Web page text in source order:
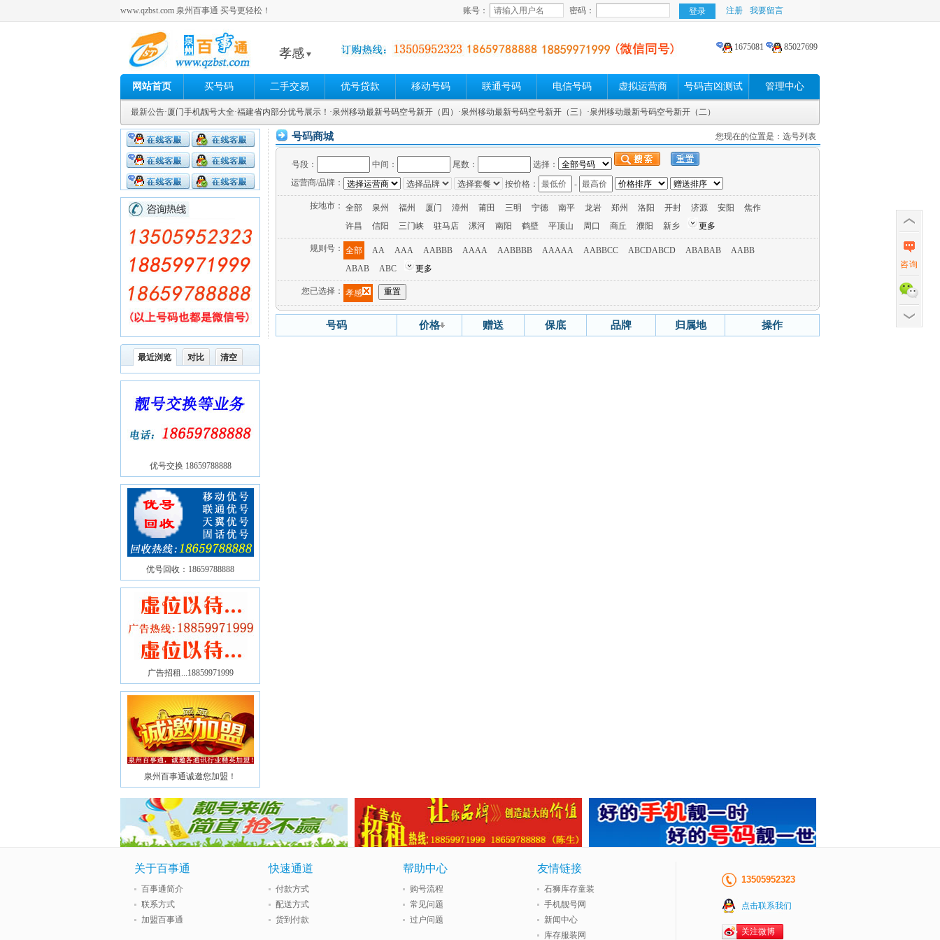
www.qzbst.com 泉州百事通 买号更轻松！ 账号： 密码： 注册 我要留言
孝感 1675081 85027699
网站首页 买号码 二手交易 优号贷款 移动号码 联通号码 电信号码 虚拟运营商 号码吉凶测试 管理中心
最新公告·厦门手机靓号大全·福建省内部分优号展示！ ·泉州移动最新号码空号新开（四） ·泉州移动最新号码空号新开（三） ·泉州移动最新号码空号新开（二）
最近浏览 对比 清空
优号交换 18659788888
优号回收：18659788888
广告招租...18859971999
泉州百事通诚邀您加盟！
号码商城 您现在的位置是：选号列表
号段： 中间： 尾数：
选择：
运营商/品牌：
按价格： -
按地市： 全部 泉州 福州 厦门 漳州 莆田 三明 宁德 南平 龙岩 郑州 洛阳 开封 济源 安阳
焦作
许昌
信阳 三门峡 驻马店 漯河 南阳 鹤壁 平顶山 周口 商丘 濮阳 新乡 更多
规则号： 全部 AA AAA AABBB AAAA AABBBB AAAAA AABBCC ABCDABCD ABABAB
AABB
ABAB
ABC 更多
您已选择： 孝感
号码 价格 赠送 保底 品牌 归属地 操作
13505952323
点击联系我们
关注微博
关于百事通
百事通简介
联系方式
加盟百事通
快速通道
付款方式
配送方式
货到付款
帮助中心
购号流程
常见问题
过户问题
友情链接
石狮库存童装
手机靓号网
新闻中心
库存服装网
咨询